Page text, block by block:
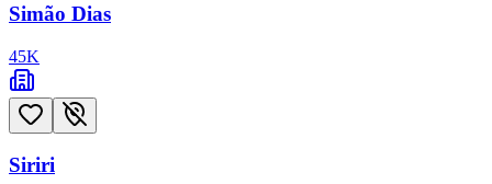
Simão Dias
45K
Siriri